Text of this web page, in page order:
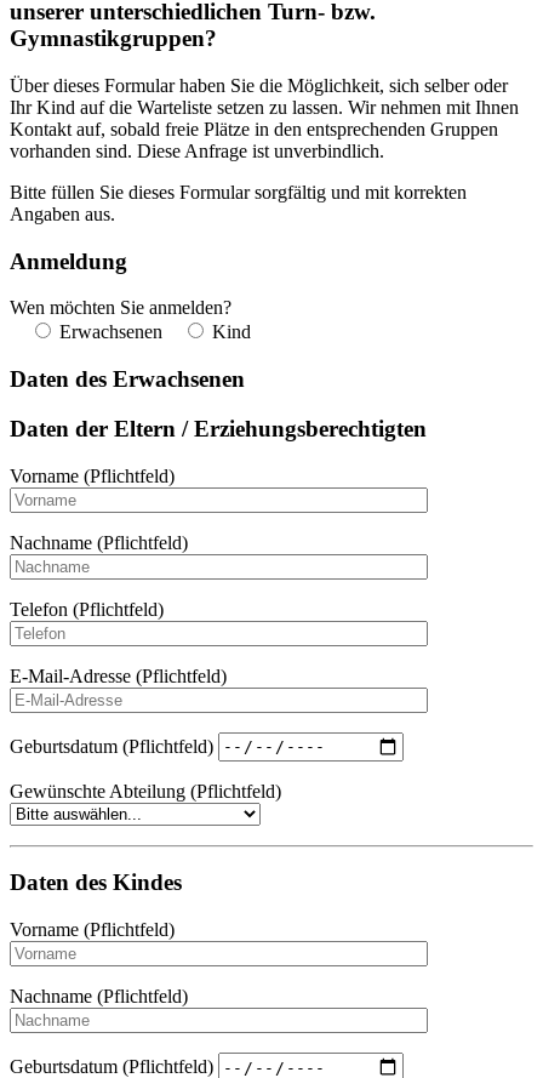
unserer unterschiedlichen Turn- bzw.
Gymnastikgruppen?
Über dieses Formular haben Sie die Möglichkeit, sich selber oder
Ihr Kind auf die Warteliste setzen zu lassen. Wir nehmen mit Ihnen
Kontakt auf, sobald freie Plätze in den entsprechenden Gruppen
vorhanden sind. Diese Anfrage ist unverbindlich.
Bitte füllen Sie dieses Formular sorgfältig und mit korrekten
Angaben aus.
Anmeldung
Wen möchten Sie anmelden?
Erwachsenen
Kind
Daten des Erwachsenen
Daten der Eltern / Erziehungsberechtigten
Vorname (Pflichtfeld)
Nachname (Pflichtfeld)
Telefon (Pflichtfeld)
E-Mail-Adresse (Pflichtfeld)
Geburtsdatum (Pflichtfeld)
Gewünschte Abteilung (Pflichtfeld)
Daten des Kindes
Vorname (Pflichtfeld)
Nachname (Pflichtfeld)
Geburtsdatum (Pflichtfeld)